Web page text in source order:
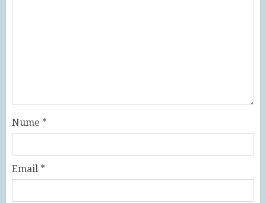
Nume *
Email *